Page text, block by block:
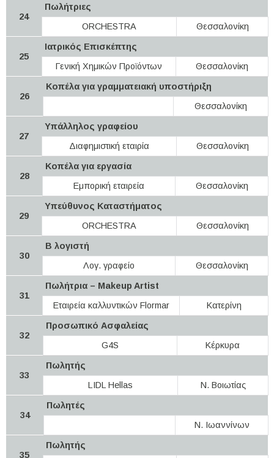
24
Πωλήτριες
ORCHESTRA
Θεσσαλονίκη
25
Ιατρικός Επισκέπτης
Γενική Χημικών Προϊόντων
Θεσσαλονίκη
26
Κοπέλα για γραμματειακή υποστήριξη
Θεσσαλονίκη
27
Υπάλληλος γραφείου
Διαφημιστική εταιρία
Θεσσαλονίκη
28
Κοπέλα για εργασία
Εμπορική εταιρεία
Θεσσαλονίκη
29
Υπεύθυνος Καταστήματος
ORCHESTRA
Θεσσαλονίκη
30
Β λογιστή
Λογ. γραφείο
Θεσσαλονίκη
31
Πωλήτρια – Makeup Artist
Εταιρεία καλλυντικών Flormar
Κατερίνη
32
Προσωπικό Ασφαλείας
G4S
Κέρκυρα
33
Πωλητής
LIDL Hellas
Ν. Βοιωτίας
34
Πωλητές
Ν. Ιωαννίνων
35
Πωλητής